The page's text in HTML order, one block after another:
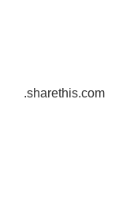
.sharethis.com